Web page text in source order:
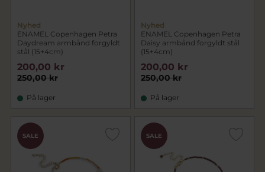
Nyhed
ENAMEL Copenhagen Petra
Daydream armbånd forgyldt
stål (15+4cm)
250,00 kr
200,00 kr
På lager
Nyhed
ENAMEL Copenhagen Petra
Daisy armbånd forgyldt stål
(15+4cm)
250,00 kr
200,00 kr
På lager
SALE SALE